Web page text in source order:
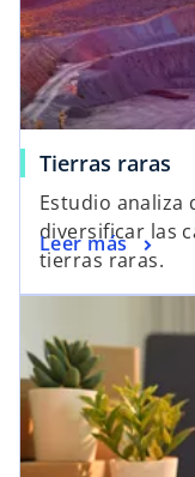
a
Tierras raras
Estudio analiza
diversificar las
tierras raras.
Leer más